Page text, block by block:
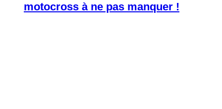
motocross à ne pas manquer !